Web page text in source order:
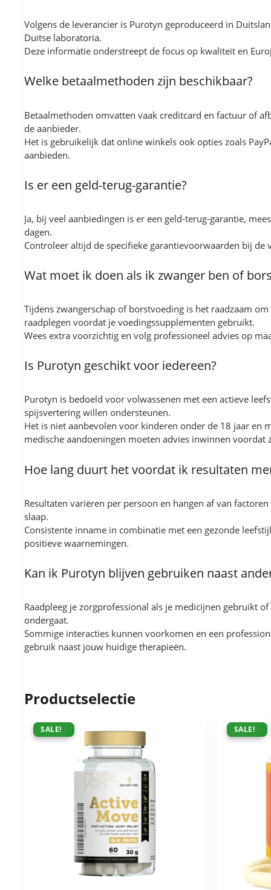
Volgens de leverancier is Purotyn geproduceerd in
Duitse laboratoria.
Deze informatie onderstreept de focus op kwaliteit en
Welke betaalmethoden zijn beschikbaar?
Betaalmethoden omvatten vaak creditcard en factuur of
de aanbieder.
Het is gebruikelijk dat online winkels ook opties zoals
aanbieden.
Is er een geld-terug-garantie?
Ja, bij veel aanbiedingen is er een geld-terug-garantie,
dagen.
Controleer altijd de specifieke garantievoorwaarden bij de
Wat moet ik doen als ik zwanger ben of
Tijdens zwangerschap of borstvoeding is het raadzaam
raadplegen voordat je voedingssupplementen gebruikt.
Wees extra voorzichtig en volg professioneel advies op
Is Purotyn geschikt voor iedereen?
Purotyn is bedoeld voor volwassenen met een actieve
spijsvertering willen ondersteunen.
Het is niet aanbevolen voor kinderen onder de 18 jaar en
medische aandoeningen moeten advies inwinnen voordat
Hoe lang duurt het voordat ik resultaten
Resultaten variëren per persoon en hangen af van
slaap.
Consistente inname in combinatie met een gezonde
positieve waarnemingen.
Kan ik Purotyn blijven gebruiken naast
Raadpleeg je zorgprofessional als je medicijnen gebruikt
ondergaat.
Sommige interacties kunnen voorkomen en een
gebruik naast jouw huidige therapieën.
Productselectie
ACTIE !
SALE! ACTIE !
SALE!